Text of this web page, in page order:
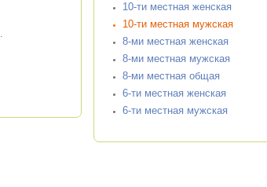
.
10-ти местная женская
10-ти местная мужская
8-ми местная женская
8-ми местная мужская
8-ми местная общая
6-ти местная женская
6-ти местная мужская